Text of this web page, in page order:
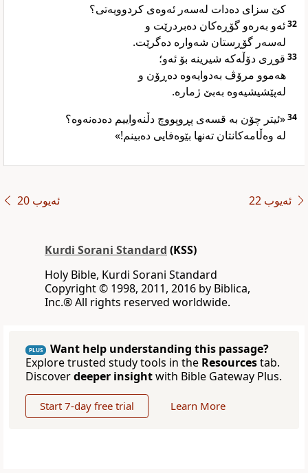
کێ سزای دەدات لەسەر ئەوەی کردوویەتی؟
32ئەو بەرەو گۆڕەکان دەبردرێت و
لەسەر گۆڕستان شەوارە دەگرێت.
33 قوڕی دۆڵەکە شیرینە بۆ ئەو؛
هەموو مرۆڤ بەدوایەوە دەڕۆن و
لەپێشیشیەوە بەبێ ژمارە.
34«ئیتر چۆن بە قسەی پڕوپووچ دڵنەواییم دەدەنەوە؟
لە وەڵامەکانتان تەنها بێوەفایی دەبینم!»
ئەیوب 20 ئەیوب 22
Kurdi Sorani Standard (KSS)
Holy Bible, Kurdi Sorani Standard
‪Copyright © 1998, 2011, 2016 by Biblica,
Inc‎.‎®‎‎ ‪All rights reserved worldwide‎.
PLUS
Want help understanding this passage?
Explore trusted study tools in the Resourcestab.
Discoverdeeper insightwith Bible Gateway Plus.
Start 7-day free trial Learn More